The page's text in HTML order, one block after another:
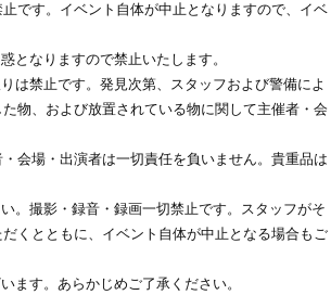
です。イベント自体が中止となりますので、イベ
となりますので禁止いたします。
は禁止です。発見次第、スタッフおよび警備によ
物、および放置されている物に関して主催者・会
会場・出演者は一切責任を負いません。貴重品は
。撮影・録音・録画一切禁止です。スタッフがそ
くとともに、イベント自体が中止となる場合もご
ます。あらかじめご了承ください。